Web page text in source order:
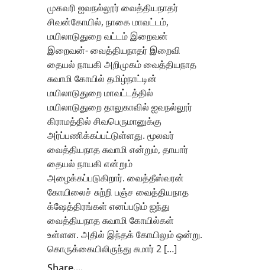
முகவரி ஐவநல்லூர் வைத்தியநாதர்
சிவன்கோயில், நாகை மாவட்டம்,
மயிலாடுதுறை வட்டம் இறைவன்
இறைவன்- வைத்தியநாதர் இறைவி
தையல் நாயகி அறிமுகம் வைத்தியநாத
சுவாமி கோயில் தமிழ்நாட்டின்
மயிலாடுதுறை மாவட்டத்தில்
மயிலாடுதுறை தாலுகாவில் ஐவநல்லூர்
கிராமத்தில் சிவபெருமானுக்கு
அர்ப்பணிக்கப்பட்டுள்ளது. மூலவர்
வைத்தியநாத சுவாமி என்றும், தாயார்
தையல் நாயகி என்றும்
அழைக்கப்படுகிறார். வைத்தீஸ்வரன்
கோயிலைச் சுற்றி பஞ்ச வைத்தியநாத
க்ஷேத்திரங்கள் எனப்படும் ஐந்து
வைத்தியநாத சுவாமி கோயில்கள்
உள்ளன. அதில் இந்தக் கோயிலும் ஒன்று.
கொருக்கையிலிருந்து சுமார் 2 […]